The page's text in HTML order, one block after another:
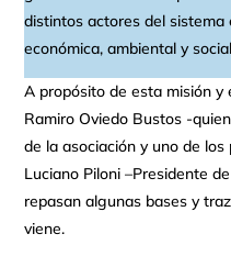
distintos actores del sistema
económica, ambiental y
A propósito de esta misión
Ramiro Oviedo Bustos -
de la asociación y uno de
Luciano Piloni –Presidente
repasan algunas bases y
viene.